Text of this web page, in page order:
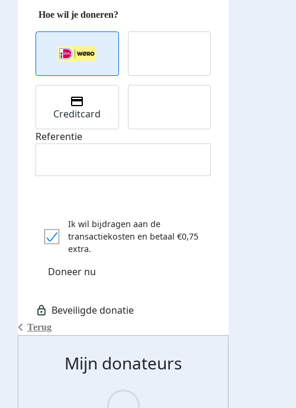
Donateurs bedankt
Terug
Creditcard
Referentie
Ik wil bijdragen aan de
transactiekosten en betaal €0,75
extra.
Doneer nu
Mijn donateurs